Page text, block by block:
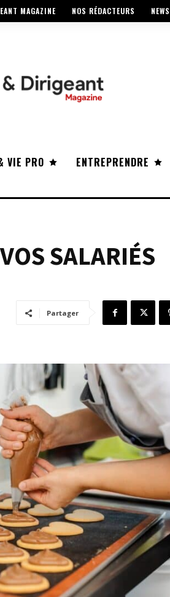
MAGAZINE NOS RÉDACTEURS
VIE PRO ENTREPRENDRE
SALARIÉS
Partager